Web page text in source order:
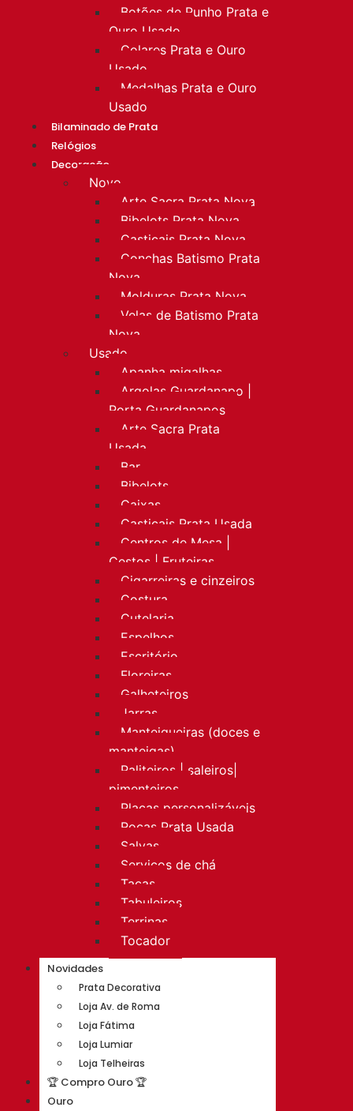
Botões de Punho Prata e
Ouro Usado
Colares Prata e Ouro
Usado
Medalhas Prata e Ouro
Usado
Bilaminado de Prata
Relógios
Decoração
Novo
Arte Sacra Prata Nova
Bibelots Prata Nova
Castiçais Prata Nova
Conchas Batismo Prata
Nova
Molduras Prata Nova
Velas de Batismo Prata
Nova
Usado
Apanha migalhas
Argolas Guardanapo |
Porta Guardanapos
Arte Sacra Prata
Usada
Bar
Bibelots
Caixas
Castiçais Prata Usada
Centros de Mesa |
Cestos | Fruteiras
Cigarreiras e cinzeiros
Costura
Cutelaria
Espelhos
Escritório
Floreiras
Galheteiros
Jarras
Manteigueiras (doces e
manteigas)
Paliteiros | saleiros|
pimenteiros
Placas personalizáveis
Rocas Prata Usada
Salvas
Serviços de chá
Taças
Tabuleiros
Terrinas
Tocador
Novidades
Prata Decorativa
Loja Av. de Roma
Loja Fátima
Loja Lumiar
Loja Telheiras
🏆 Compro Ouro 🏆
Ouro